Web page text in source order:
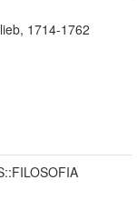
1714-1762